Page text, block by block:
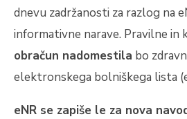
dnevu zadržanosti za razlog na
informativne narave. Pravilne in
obračun nadomestila bo
elektronskega bolniškega lista
eNR se zapiše le za nova